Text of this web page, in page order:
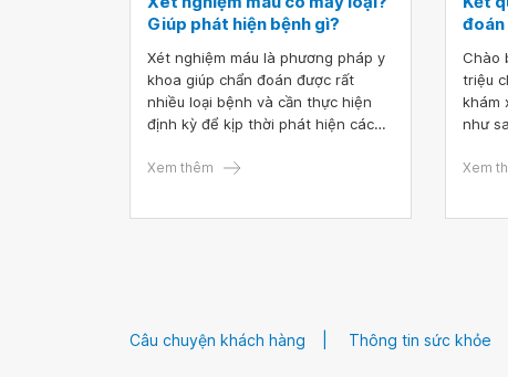
Giúp phát hiện bệnh gì?
Xét nghiệm máu là phương pháp y
khoa giúp chẩn đoán được rất
nhiều loại bệnh và cần thực hiện
định kỳ để kịp thời phát hiện các
nghiệm máu tổng quát là phương
Xem thêm
đoán
Chào
triệu
khám
như
0,471)
Xem
Câu chuyện khách hàng Thông tin sức khỏe